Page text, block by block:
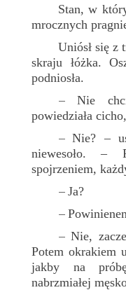
Stan, w
mrocznych
Uniósł się z
skraju łóżka.
podniosła.
– Nie
powiedziała
–Nie? –
niewesoło. –
spojrzeniem,
– Ja?
–
– Nie,
Potem okrakiem
jakby na
nabrzmiałej